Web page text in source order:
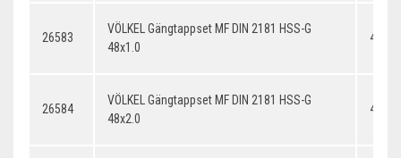
26583
VÖLKEL Gängtappset MF DIN 2181 HSS-G
48x1.0
26584
VÖLKEL Gängtappset MF DIN 2181 HSS-G
48x2.0